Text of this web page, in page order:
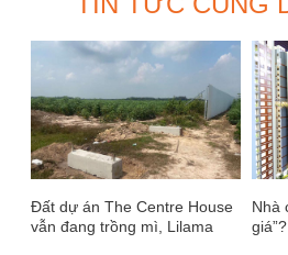
Đất dự án The Centre House
vẫn đang trồng mì, Lilama
Nhà
giá”?